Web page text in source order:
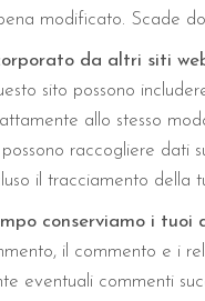
modificato. Scade
da altri siti
sito possono
allo stesso
raccogliere dati
il tracciamento della
conserviamo i tuoi
il commento e i
eventuali commenti